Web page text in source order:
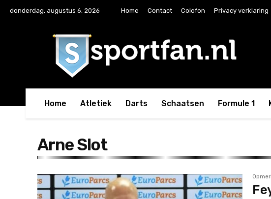
donderdag, augustus 6, 2026 Home Contact Colofon Privacy verklaring
Home Atletiek Darts Schaatsen Formule 1
Arne Slot